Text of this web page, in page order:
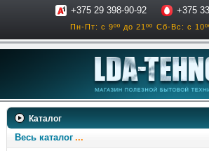
+375 29 398-90-92 +375
Пн-Пт: с 9ºº до 21ºº Сб-Вс: с
телевизоры
Каталог
Весь каталог